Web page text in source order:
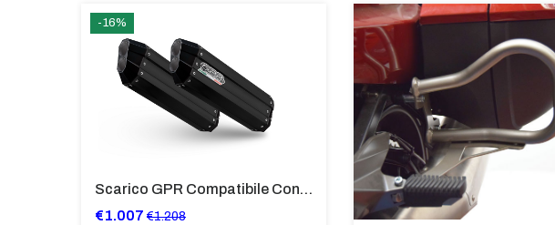
-16%
Scarico GPR Compatibile Con Bmw K 1600 Gt 2017-2021 - Hyper Sonic Black Titanium
€1.007 €1.208